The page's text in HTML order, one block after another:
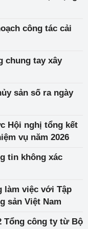
công tác cải
chung tay xây
sản số ra ngày
Hội nghị tổng kết
vụ năm 2026
tin không xác
làm việc với Tập
sản Việt Nam
Tổng công ty từ Bộ